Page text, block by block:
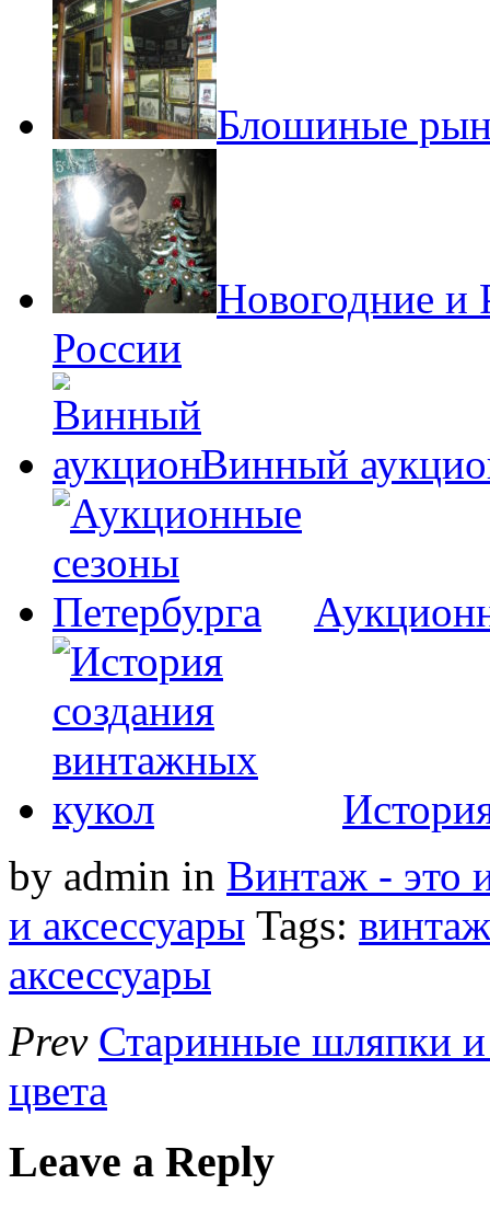
Блошиные
Новогодние и
России
Винный
by admin in Винтаж - это
и аксессуары Tags: винтаж
аксессуары
Prev Старинные шляпки
цвета
Leave a Reply